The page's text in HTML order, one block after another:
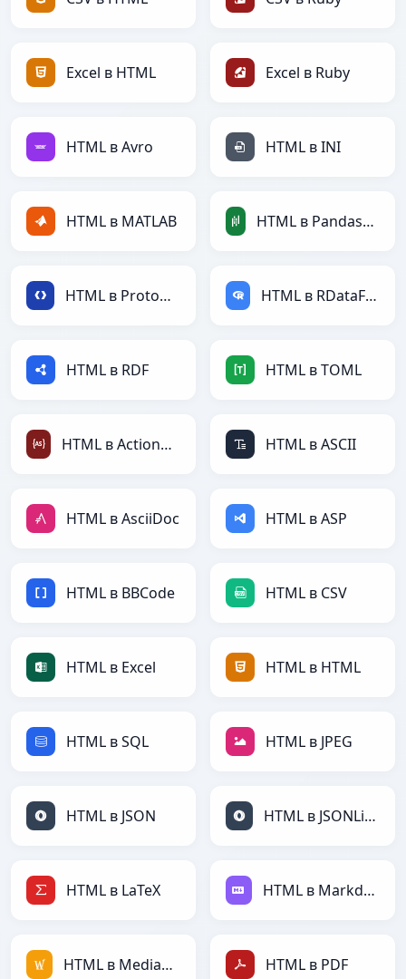
Excel в HTML Excel в Ruby
HTML в Avro HTML в INI
HTML в MATLAB HTML в PandasDataFrame
HTML в Protobuf HTML в RDataFrame
HTML в RDF HTML в TOML
HTML в ActionScript HTML в ASCII
HTML в AsciiDoc HTML в ASP
HTML в BBCode HTML в CSV
HTML в Excel HTML в HTML
HTML в SQL HTML в JPEG
HTML в JSON HTML в JSONLines
HTML в LaTeX HTML в Markdown
HTML в MediaWiki HTML в PDF